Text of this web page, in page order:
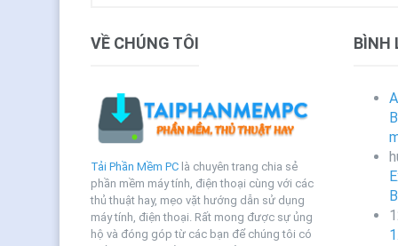
VỀ CHÚNG TÔI
Tải Phần Mềm PC là chuyên trang chia sẻ
phần mềm máy tính, điện thoại cùng với các
thủ thuật hay, mẹo vặt hướng dẫn sử dụng
máy tính, điện thoại. Rất mong được sự ủng
hộ và đóng góp từ các bạn để chúng tôi có
BÌNH